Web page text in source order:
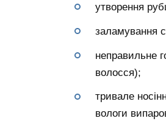
утворення
заламування
неправильне
волосся);
тривале
вологи